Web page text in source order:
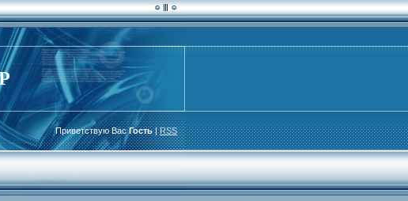
Приветствую ВасГость|RSS